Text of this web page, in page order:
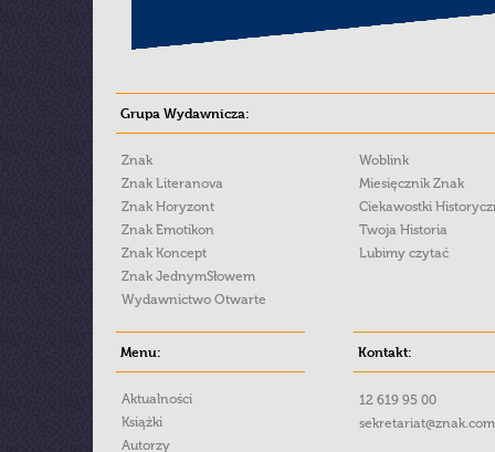
Grupa Wydawnicza:
Znak
Znak Literanova
Znak Horyzont
Znak Emotikon
Znak Koncept
Znak JednymSłowem
Wydawnictwo Otwarte
Woblink
Miesięcznik Znak
Ciekawostki
Twoja Historia
Lubimy czytać
Menu:
Aktualności
Książki
Autorzy
Kontakt:
12 619 95 00